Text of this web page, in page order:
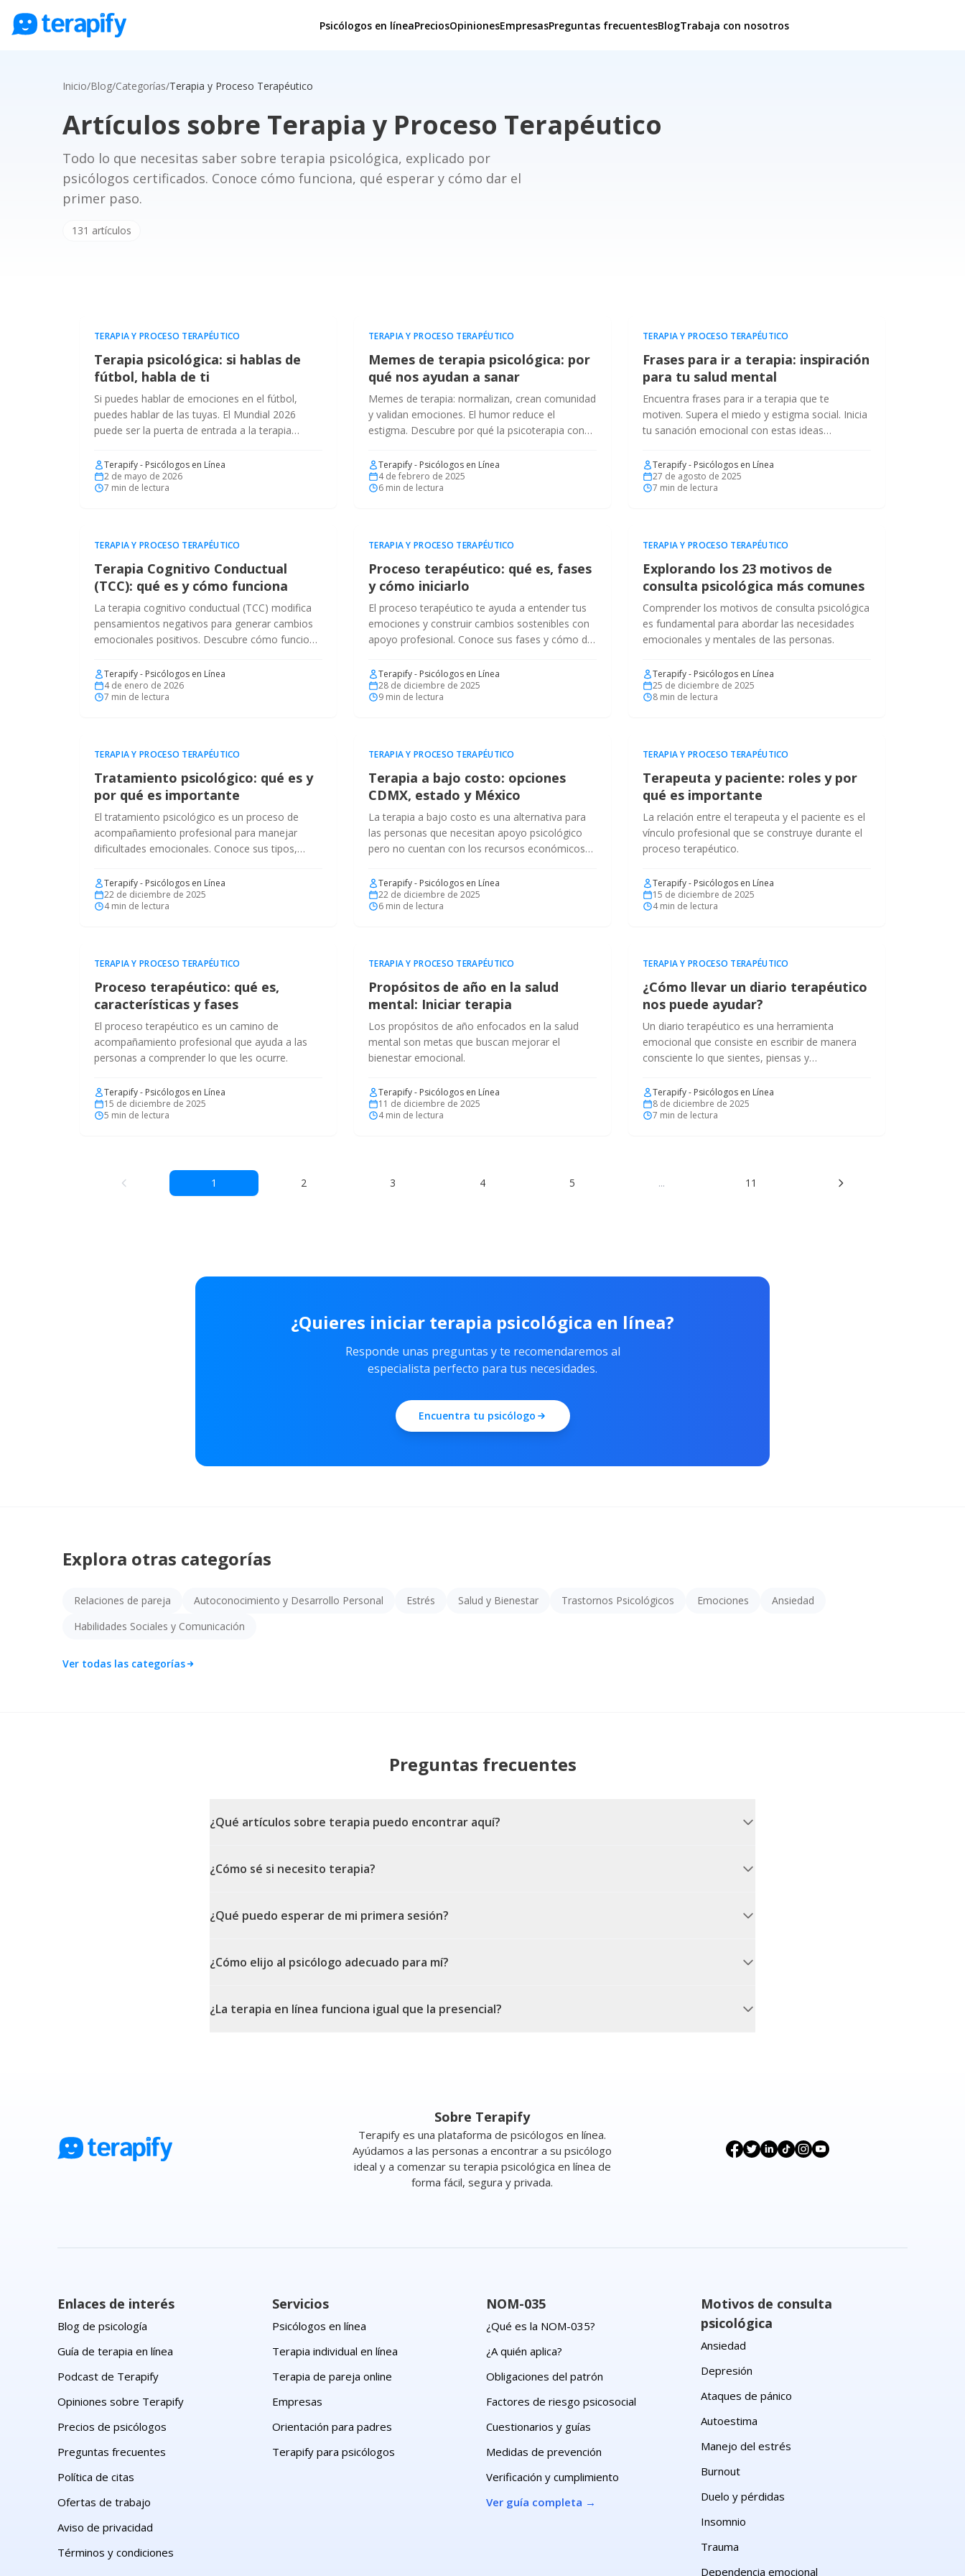
Psicólogos en líneaPreciosOpinionesEmpresasPreguntas frecuentesBlogTrabaja con nosotros
Preguntas frecuentes
Inicio/Blog/Categorías/Terapia y Proceso Terapéutico
Artículos sobre Terapia y Proceso Terapéutico
Todo lo que necesitas saber sobre terapia psicológica, explicado por
psicólogos certificados. Conoce cómo funciona, qué esperar y cómo dar el
primer paso.
131 artículos
TERAPIA Y PROCESO TERAPÉUTICO
Terapia psicológica: si hablas de
fútbol, habla de ti
Si puedes hablar de emociones en el fútbol,
puedes hablar de las tuyas. El Mundial 2026
puede ser la puerta de entrada a la terapia
Terapify - Psicólogos en Línea
2 de mayo de 2026
7 min de lectura
TERAPIA Y PROCESO TERAPÉUTICO
Memes de terapia psicológica: por
qué nos ayudan a sanar
Memes de terapia: normalizan, crean comunidad
y validan emociones. El humor reduce el
estigma. Descubre por qué la psicoterapia con
Terapify - Psicólogos en Línea
4 de febrero de 2025
6 min de lectura
TERAPIA Y PROCESO TERAPÉUTICO
Frases para ir a terapia: inspiración
para tu salud mental
Encuentra frases para ir a terapia que te
motiven. Supera el miedo y estigma social. Inicia
tu sanación emocional con estas ideas
Terapify - Psicólogos en Línea
27 de agosto de 2025
7 min de lectura
TERAPIA Y PROCESO TERAPÉUTICO
Terapia Cognitivo Conductual
(TCC): qué es y cómo funciona
La terapia cognitivo conductual (TCC) modifica
pensamientos negativos para generar cambios
emocionales positivos. Descubre cómo funciona
Terapify - Psicólogos en Línea
4 de enero de 2026
7 min de lectura
TERAPIA Y PROCESO TERAPÉUTICO
Proceso terapéutico: qué es, fases
y cómo iniciarlo
El proceso terapéutico te ayuda a entender tus
emociones y construir cambios sostenibles con
apoyo profesional. Conoce sus fases y cómo dar
Terapify - Psicólogos en Línea
28 de diciembre de 2025
9 min de lectura
TERAPIA Y PROCESO TERAPÉUTICO
Explorando los 23 motivos de
consulta psicológica más comunes
Comprender los motivos de consulta psicológica
es fundamental para abordar las necesidades
emocionales y mentales de las personas.
Terapify - Psicólogos en Línea
25 de diciembre de 2025
8 min de lectura
TERAPIA Y PROCESO TERAPÉUTICO
Tratamiento psicológico: qué es y
por qué es importante
El tratamiento psicológico es un proceso de
acompañamiento profesional para manejar
dificultades emocionales. Conoce sus tipos,
Terapify - Psicólogos en Línea
22 de diciembre de 2025
4min de lectura
TERAPIA Y PROCESO TERAPÉUTICO
Terapia a bajo costo: opciones
CDMX, estado y México
La terapia a bajo costo es una alternativa para
las personas que necesitan apoyo psicológico
pero no cuentan con los recursos económicos
Terapify - Psicólogos en Línea
22 de diciembre de 2025
6 min de lectura
TERAPIA Y PROCESO TERAPÉUTICO
Terapeuta y paciente: roles y por
qué es importante
La relación entre el terapeuta y el paciente es el
vínculo profesional que se construye durante el
proceso terapéutico.
Terapify - Psicólogos en Línea
15 de diciembre de 2025
4min de lectura
TERAPIA Y PROCESO TERAPÉUTICO
Proceso terapéutico​: qué es,
características y fases
El proceso terapéutico es un camino de
acompañamiento profesional que ayuda a las
personas a comprender lo que les ocurre.
Terapify - Psicólogos en Línea
15 de diciembre de 2025
5 min de lectura
TERAPIA Y PROCESO TERAPÉUTICO
Propósitos de año en la salud
mental: Iniciar terapia
Los propósitos de año enfocados en la salud
mental son metas que buscan mejorar el
bienestar emocional.
Terapify - Psicólogos en Línea
11 de diciembre de 2025
4min de lectura
TERAPIA Y PROCESO TERAPÉUTICO
¿Cómo llevar un diario terapéutico
nos puede ayudar?
Un diario terapéutico es una herramienta
emocional que consiste en escribir de manera
consciente lo que sientes, piensas y
Terapify - Psicólogos en Línea
8 de diciembre de 2025
7 min de lectura
1 2 3 4 5 ... 11
¿Quieres iniciar terapia psicológica en línea?
Responde unas preguntas y te recomendaremos al
especialista perfecto para tus necesidades.
Encuentra tu psicólogo
Explora otras categorías
Relaciones de pareja Autoconocimiento y Desarrollo Personal Estrés Salud y Bienestar Trastornos Psicológicos Emociones
Ansiedad
Habilidades Sociales y Comunicación
Ver todas las categorías
Preguntas frecuentes
¿Qué artículos sobre terapia puedo encontrar aquí?
¿Cómo sé si necesito terapia?
¿Qué puedo esperar de mi primera sesión?
¿Cómo elijo al psicólogo adecuado para mí?
¿La terapia en línea funciona igual que la presencial?
Sobre Terapify
Terapify es una plataforma de psicólogos en línea.
Ayúdamos a las personas a encontrar a su psicólogo
ideal y a comenzar su terapia psicológica en línea de
forma fácil, segura y privada.
Enlaces de interés
Blog de psicología
Guía de terapia en línea
Podcast de Terapify
Opiniones sobre Terapify
Precios de psicólogos
Preguntas frecuentes
Política de citas
Ofertas de trabajo
Aviso de privacidad
Términos y condiciones
Servicios
Psicólogos en línea
Terapia individual en línea
Terapia de pareja online
Empresas
Orientación para padres
Terapify para psicólogos
NOM-035
¿Qué es la NOM-035?
¿A quién aplica?
Obligaciones del patrón
Factores de riesgo psicosocial
Cuestionarios y guías
Medidas de prevención
Verificación y cumplimiento
Ver guía completa →
Motivos de consulta
psicológica
Ansiedad
Depresión
Ataques de pánico
Autoestima
Manejo del estrés
Burnout
Duelo y pérdidas
Insomnio
Trauma
Dependencia emocional